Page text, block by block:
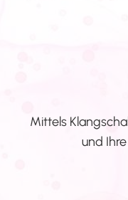
Mittels
und